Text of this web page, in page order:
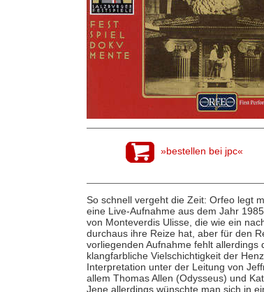
»bestellen bei jpc«
So schnell vergeht die Zeit: Orfeo legt
eine Live-Aufnahme aus dem Jahr
von Monteverdis Ulisse, die wie ein
durchaus ihre Reize hat, aber für den
vorliegenden Aufnahme fehlt
klangfarbliche Vielschichtigkeit der
Interpretation unter der Leitung von
allem Thomas Allen (Odysseus) und
Jene allerdings wünschte man sich in